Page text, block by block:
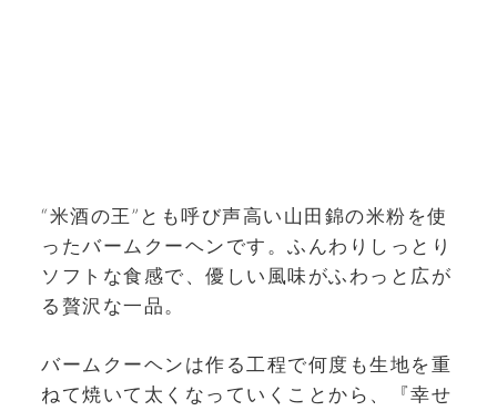
“米酒の王”とも呼び声高い山田錦の米粉を使
ったバームクーヘンです。ふんわりしっとり
ソフトな食感で、優しい風味がふわっと広が
る贅沢な一品。
バームクーヘンは作る工程で何度も生地を重
ねて焼いて太くなっていくことから、『幸せ